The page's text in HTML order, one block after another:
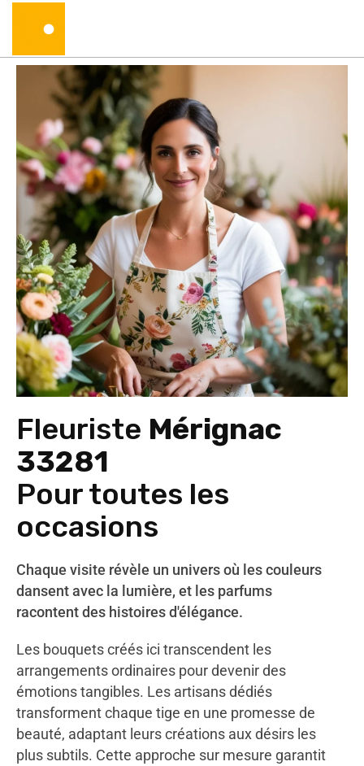
Fleuriste Mérignac
33281
Pour toutes les
occasions
Chaque visite révèle un univers où les couleurs
dansent avec la lumière, et les parfums
racontent des histoires d'élégance.
Les bouquets créés ici transcendent les
arrangements ordinaires pour devenir des
émotions tangibles. Les artisans dédiés
transforment chaque tige en une promesse de
beauté, adaptant leurs créations aux désirs les
plus subtils. Cette approche sur mesure garantit